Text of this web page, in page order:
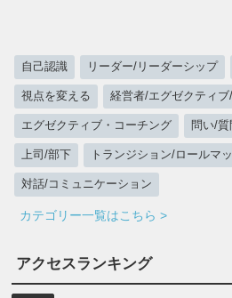
自己認識 リーダー/リーダーシップ
視点を変える 経営者/エグゼクティ
エグゼクティブ・コーチング 問い/質
上司/部下 トランジション/ロールマ
対話/コミュニケーション
カテゴリー一覧はこちら >
アクセスランキング